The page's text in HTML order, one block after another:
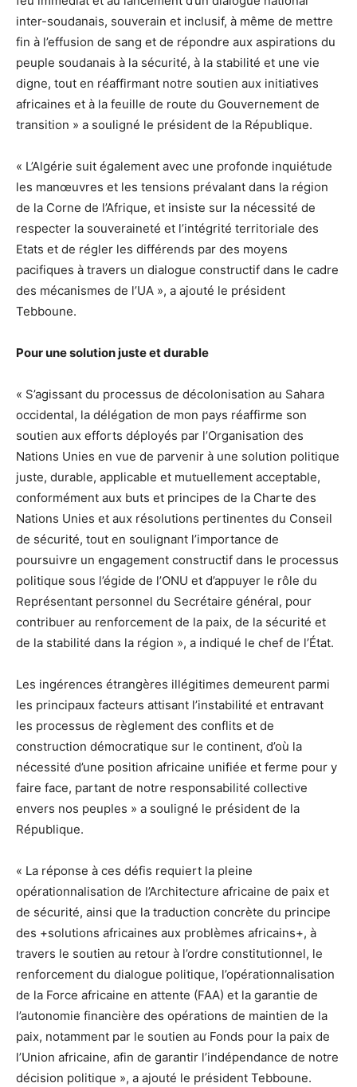
inter-soudanais, souverain et inclusif, à même de mettre
fin à l’effusion de sang et de répondre aux aspirations du
peuple soudanais à la sécurité, à la stabilité et une vie
digne, tout en réaffirmant notre soutien aux initiatives
africaines et à la feuille de route du Gouvernement de
transition » a souligné le président de la République.
« L’Algérie suit également avec une profonde inquiétude
les manœuvres et les tensions prévalant dans la région
de la Corne de l’Afrique, et insiste sur la nécessité de
respecter la souveraineté et l’intégrité territoriale des
Etats et de régler les différends par des moyens
pacifiques à travers un dialogue constructif dans le cadre
des mécanismes de l’UA », a ajouté le président
Tebboune.
Pour une solution juste et durable
« S’agissant du processus de décolonisation au Sahara
occidental, la délégation de mon pays réaffirme son
soutien aux efforts déployés par l’Organisation des
Nations Unies en vue de parvenir à une solution politique
juste, durable, applicable et mutuellement acceptable,
conformément aux buts et principes de la Charte des
Nations Unies et aux résolutions pertinentes du Conseil
de sécurité, tout en soulignant l’importance de
poursuivre un engagement constructif dans le processus
politique sous l’égide de l’ONU et d’appuyer le rôle du
Représentant personnel du Secrétaire général, pour
contribuer au renforcement de la paix, de la sécurité et
de la stabilité dans la région », a indiqué le chef de l’État.
Les ingérences étrangères illégitimes demeurent parmi
les principaux facteurs attisant l’instabilité et entravant
les processus de règlement des conflits et de
construction démocratique sur le continent, d’où la
nécessité d’une position africaine unifiée et ferme pour y
faire face, partant de notre responsabilité collective
envers nos peuples » a souligné le président de la
République.
« La réponse à ces défis requiert la pleine
opérationnalisation de l’Architecture africaine de paix et
de sécurité, ainsi que la traduction concrète du principe
des +solutions africaines aux problèmes africains+, à
travers le soutien au retour à l’ordre constitutionnel, le
renforcement du dialogue politique, l’opérationnalisation
de la Force africaine en attente (FAA) et la garantie de
l’autonomie financière des opérations de maintien de la
paix, notamment par le soutien au Fonds pour la paix de
l’Union africaine, afin de garantir l’indépendance de notre
décision politique », a ajouté le président Tebboune.